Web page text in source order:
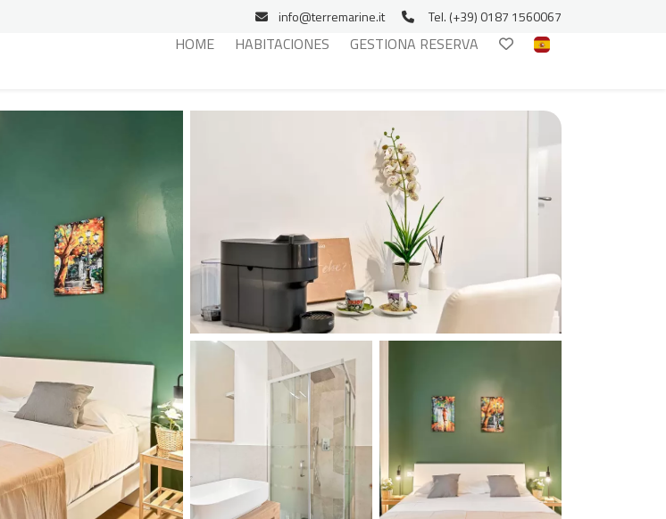
HOME HABITACIONES GESTIONA RESERVA
info@terremarine.it Tel. (+39) 0187 1560067